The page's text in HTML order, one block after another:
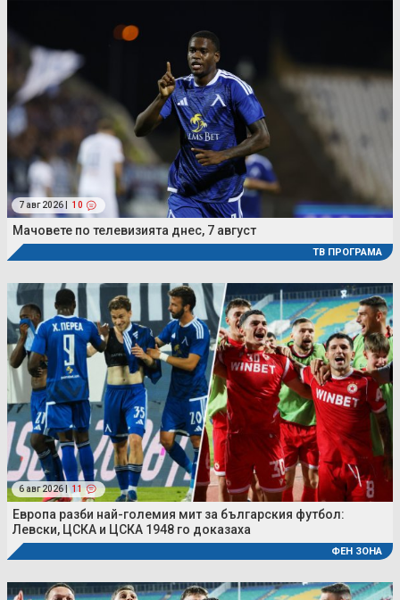
7 авг 2026 | 10
Мачовете по телевизията днес, 7 август
ТВ ПРОГРАМА
6 авг 2026 | 11
Европа разби най-големия мит за българския футбол:
Левски, ЦСКА и ЦСКА 1948 го доказаха
ФЕН ЗОНА